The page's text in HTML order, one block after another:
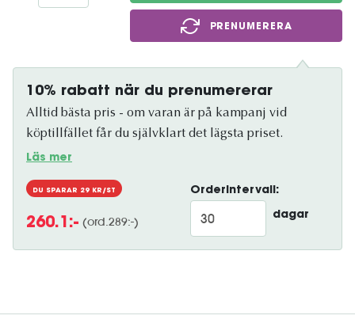
PRENUMERERA
10% rabatt när du prenumererar
Alltid bästa pris - om varan är på kampanj vid
köptillfället får du självklart det lägsta priset.
Läs mer
DU SPARAR 29 KR/ST
260.1 :- (ord.289:-)
Orderintervall:
dagar